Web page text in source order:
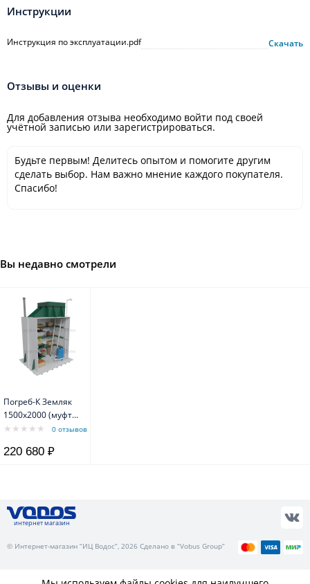
Инструкции
Инструкция по эксплуатации.pdf Скачать
Отзывы и оценки
Для добавления отзыва необходимо войти под своей
учётной записью или зарегистрироваться.
Будьте первым! Делитесь опытом и помогите другим
сделать выбор. Нам важно мнение каждого покупателя.
Спасибо!
Вы недавно смотрели
Погреб-К Земляк
1500х2000 (муфта
159)
0 отзывов
220 680 ₽
интернет магазин
© Интернет-магазин “ИЦ Водос”, 2026 Сделано в “Vobus Group”